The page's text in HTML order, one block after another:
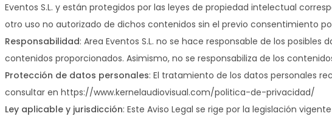
Eventos S.L. y están protegidos por las leyes de propiedad intelectual
otro uso no autorizado de dichos contenidos sin el previo consentimiento
Responsabilidad: Area Eventos S.L. no se hace responsable de los
contenidos proporcionados. Asimismo, no se responsabiliza de los
Protección de datos personales: El tratamiento de los datos personales
consultar en https://www.kernelaudiovisual.com/politica-de-privacidad/
Ley aplicable y jurisdicción: Este Aviso Legal se rige por la legislación